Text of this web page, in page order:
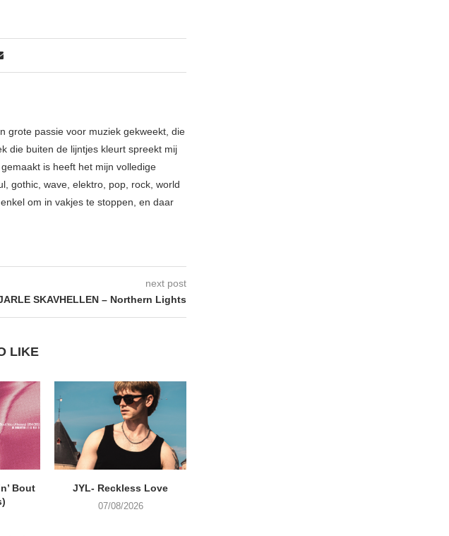
grote passie voor muziek gekweekt, die
die buiten de lijntjes kleurt spreekt mij
is heeft het mijn volledige
gothic, wave, elektro, pop, rock, world
om in vakjes te stoppen, en daar
next post
SKAVHELLEN – Northern Lights
LIKE
Bout
JYL- Reckless Love
07/08/2026